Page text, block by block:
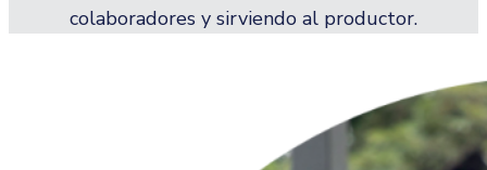
colaboradores y sirviendo al productor.